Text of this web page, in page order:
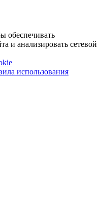
обеспечивать
и анализировать сетевой
использования